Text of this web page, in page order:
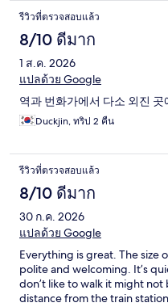
รีวิวที่ตรวจสอบแล้ว
8/10 ดีมาก
1 ส.ค. 2026
แปลด้วย Google
역과 번화가에서 다소 외진
Duckjin, ทริป 2 คืน
รีวิวที่ตรวจสอบแล้ว
8/10 ดีมาก
30 ก.ค. 2026
แปลด้วย Google
Everything is great. The size
polite and welcoming. It’s
don’t like to walk it might not
distance from the train